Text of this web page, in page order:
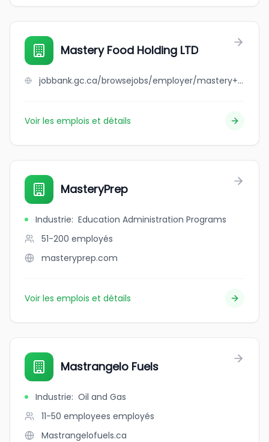
Mastery Food Holding LTD
jobbank.gc.ca/browsejobs/employer/mastery+food+holding+ltd/ca
Voir les emplois et détails
MasteryPrep
Industrie: Education Administration Programs
51-200 employés
masteryprep.com
Voir les emplois et détails
Mastrangelo Fuels
Industrie: Oil and Gas
11-50 employees employés
Mastrangelofuels.ca